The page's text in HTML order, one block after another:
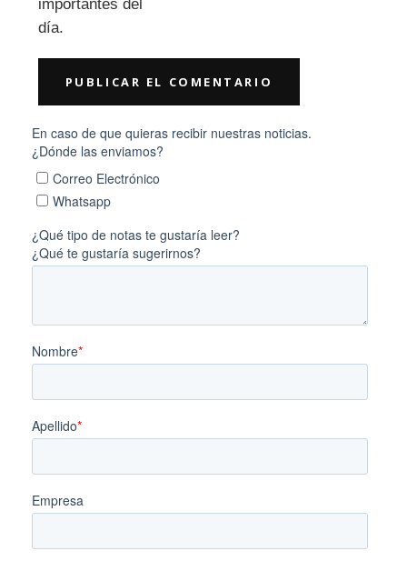
importantes del
día.